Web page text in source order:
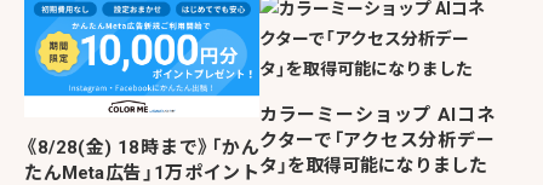
《8/28(金) 18時まで》「かん
たんMeta広告」1万ポイント
カラーミーショップ AIコネ
クターで「アクセス分析デー
タ」を取得可能になりました